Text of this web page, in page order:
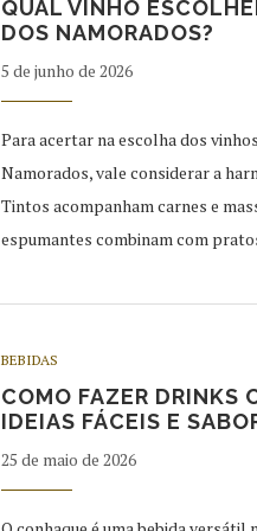
QUAL VINHO
DOS NAMORADOS?
5 de junho de 2026
Para acertar na escolha dos
Namorados, vale considerar a
Tintos acompanham carnes e
espumantes combinam com
BEBIDAS
COMO FAZER DRINKS
IDEIAS FÁCEIS E
25 de maio de 2026